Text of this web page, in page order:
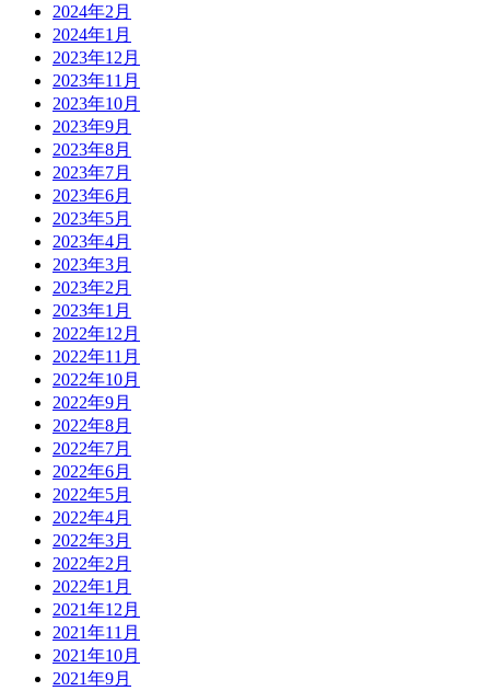
2024年2月
2024年1月
2023年12月
2023年11月
2023年10月
2023年9月
2023年8月
2023年7月
2023年6月
2023年5月
2023年4月
2023年3月
2023年2月
2023年1月
2022年12月
2022年11月
2022年10月
2022年9月
2022年8月
2022年7月
2022年6月
2022年5月
2022年4月
2022年3月
2022年2月
2022年1月
2021年12月
2021年11月
2021年10月
2021年9月